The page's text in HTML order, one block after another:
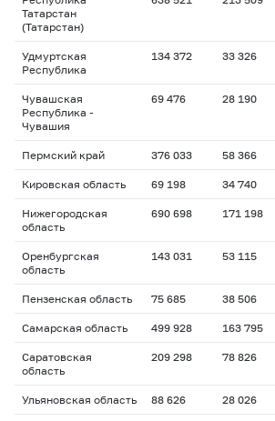
Татарстан
(Татарстан)
Удмуртская
Республика
134 372 33 326
Чувашская
Республика -
Чувашия
69 476 28 190
Пермский край 376 033 58 366
Кировская область 69 198 34 740
Нижегородская
область
690 698 171 198
Оренбургская
область
143 031 53 115
Пензенская область 75 685 38 506
Самарская область 499 928 163 795
Саратовская
область
209 298 78 826
Ульяновская область 88 626 28 026